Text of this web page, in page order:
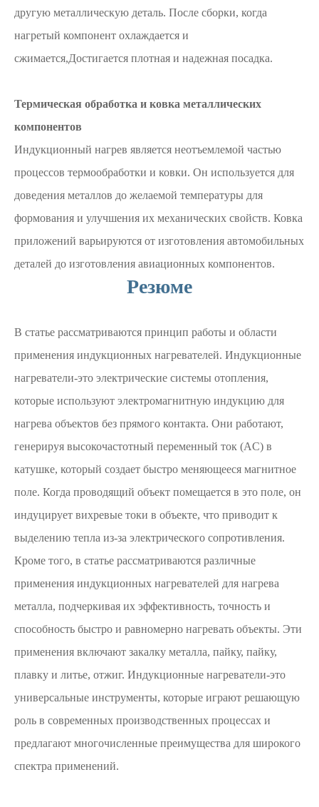
другую металлическую деталь. После сборки, когда
нагретый компонент охлаждается и
сжимается,Достигается плотная и надежная посадка.
Термическая обработка и ковка металлических
компонентов
Индукционный нагрев является неотъемлемой частью
процессов термообработки и ковки. Он используется для
доведения металлов до желаемой температуры для
формования и улучшения их механических свойств. Ковка
приложений варьируются от изготовления автомобильных
деталей до изготовления авиационных компонентов.
Резюме
В статье рассматриваются принцип работы и области
применения индукционных нагревателей. Индукционные
нагреватели-это электрические системы отопления,
которые используют электромагнитную индукцию для
нагрева объектов без прямого контакта. Они работают,
генерируя высокочастотный переменный ток (AC) в
катушке, который создает быстро меняющееся магнитное
поле. Когда проводящий объект помещается в это поле, он
индуцирует вихревые токи в объекте, что приводит к
выделению тепла из-за электрического сопротивления.
Кроме того, в статье рассматриваются различные
применения индукционных нагревателей для нагрева
металла, подчеркивая их эффективность, точность и
способность быстро и равномерно нагревать объекты. Эти
применения включают закалку металла, пайку, пайку,
плавку и литье, отжиг. Индукционные нагреватели-это
универсальные инструменты, которые играют решающую
роль в современных производственных процессах и
предлагают многочисленные преимущества для широкого
спектра применений.